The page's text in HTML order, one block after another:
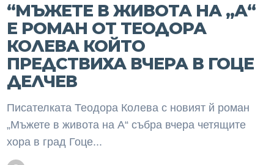
“МЪЖЕТЕ В ЖИВОТА НА „А“
Е РОМАН ОТ ТЕОДОРА
КОЛЕВА КОЙТО
ПРЕДСТВИХА ВЧЕРА В ГОЦЕ
ДЕЛЧЕВ
Писателката Теодора Колева с новият й роман
„Мъжете в живота на А“ събра вчера четящите
хора в град Гоце...